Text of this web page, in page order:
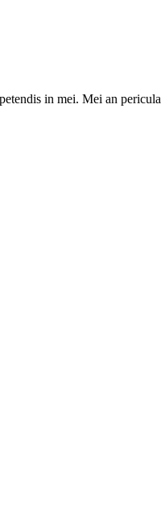
in mei. Mei an